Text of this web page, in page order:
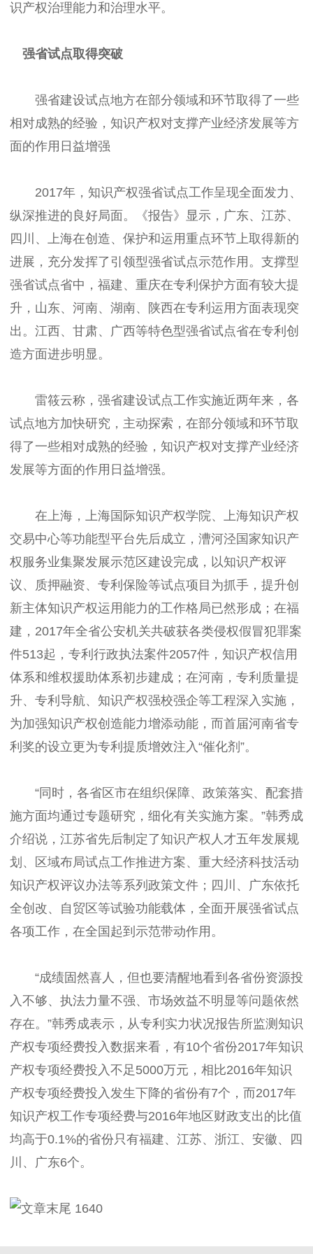
识产权治理能力和治理水平。
强省试点取得突破
强省建设试点地方在部分领域和环节取得了一些
相对成熟的经验，知识产权对支撑产业经济发展等方
面的作用日益增强
2017年，知识产权强省试点工作呈现全面发力、
纵深推进的良好局面。《报告》显示，广东、江苏、
四川、上海在创造、保护和运用重点环节上取得新的
进展，充分发挥了引领型强省试点示范作用。支撑型
强省试点省中，福建、重庆在专利保护方面有较大提
升，山东、河南、湖南、陕西在专利运用方面表现突
出。江西、甘肃、广西等特色型强省试点省在专利创
造方面进步明显。
雷筱云称，强省建设试点工作实施近两年来，各
试点地方加快研究，主动探索，在部分领域和环节取
得了一些相对成熟的经验，知识产权对支撑产业经济
发展等方面的作用日益增强。
在上海，上海国际知识产权学院、上海知识产权
交易中心等功能型平台先后成立，漕河泾国家知识产
权服务业集聚发展示范区建设完成，以知识产权评
议、质押融资、专利保险等试点项目为抓手，提升创
新主体知识产权运用能力的工作格局已然形成；在福
建，2017年全省公安机关共破获各类侵权假冒犯罪案
件513起，专利行政执法案件2057件，知识产权信用
体系和维权援助体系初步建成；在河南，专利质量提
升、专利导航、知识产权强校强企等工程深入实施，
为加强知识产权创造能力增添动能，而首届河南省专
利奖的设立更为专利提质增效注入“催化剂”。
“同时，各省区市在组织保障、政策落实、配套措
施方面均通过专题研究，细化有关实施方案。”韩秀成
介绍说，江苏省先后制定了知识产权人才五年发展规
划、区域布局试点工作推进方案、重大经济科技活动
知识产权评议办法等系列政策文件；四川、广东依托
全创改、自贸区等试验功能载体，全面开展强省试点
各项工作，在全国起到示范带动作用。
“成绩固然喜人，但也要清醒地看到各省份资源投
入不够、执法力量不强、市场效益不明显等问题依然
存在。”韩秀成表示，从专利实力状况报告所监测知识
产权专项经费投入数据来看，有10个省份2017年知识
产权专项经费投入不足5000万元，相比2016年知识
产权专项经费投入发生下降的省份有7个，而2017年
知识产权工作专项经费与2016年地区财政支出的比值
均高于0.1%的省份只有福建、江苏、浙江、安徽、四
川、广东6个。